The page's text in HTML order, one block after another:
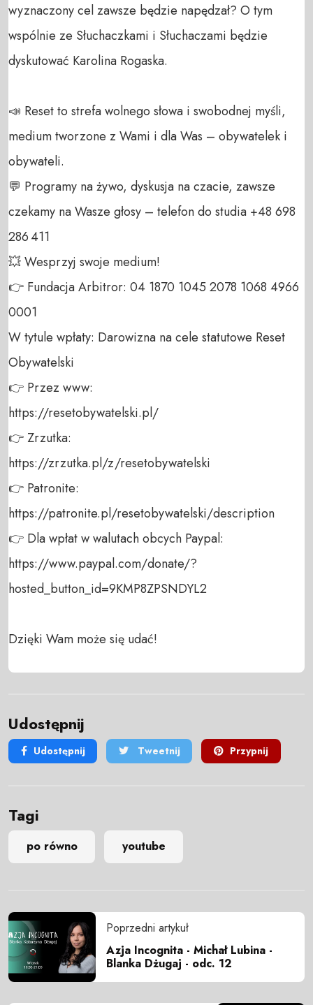
wyznaczony cel zawsze będzie napędzał? O tym
wspólnie ze Słuchaczkami i Słuchaczami będzie
dyskutować Karolina Rogaska.
📣 Reset to strefa wolnego słowa i swobodnej myśli,
medium tworzone z Wami i dla Was – obywatelek i
obywateli.
💬 Programy na żywo, dyskusja na czacie, zawsze
czekamy na Wasze głosy – telefon do studia +48 698
286 411
💥 Wesprzyj swoje medium!
👉 Fundacja Arbitror: 04 1870 1045 2078 1068 4966
0001
W tytule wpłaty: Darowizna na cele statutowe Reset
Obywatelski
👉 Przez www:
https://resetobywatelski.pl/
👉 Zrzutka:
https://zrzutka.pl/z/resetobywatelski
👉 Patronite:
https://patronite.pl/resetobywatelski/description
👉 Dla wpłat w walutach obcych Paypal:
https://www.paypal.com/donate/?
hosted_button_id=9KMP8ZPSNDYL2
Dzięki Wam może się udać!
Udostępnij
Udostępnij Tweetnij Przypnij
Tagi
po równo youtube
Poprzedni artykuł
Azja Incognita - Michał Lubina -
Blanka Dżugaj - odc. 12